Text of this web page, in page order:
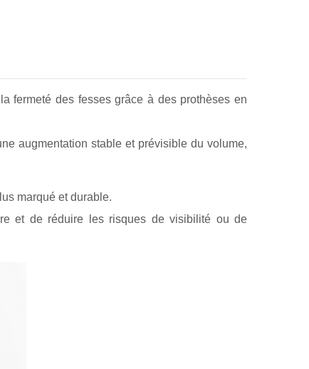
fermeté des fesses grâce à des prothèses en
augmentation stable et prévisible du volume,
marqué et durable.
et de réduire les risques de visibilité ou de